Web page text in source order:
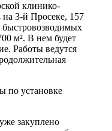
клинико-
3-й Просеке, 157
быстровозводимых
м². В нем будет
Работы ведутся
по установке
закуплено